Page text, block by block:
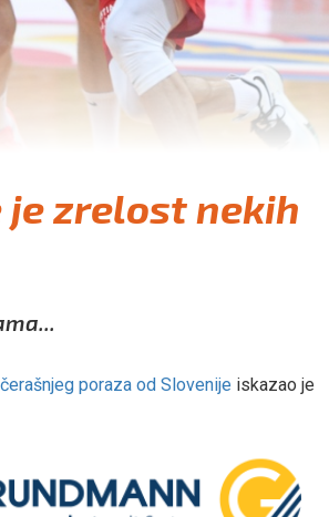
zrelost nekih
poraza od Slovenije iskazao je